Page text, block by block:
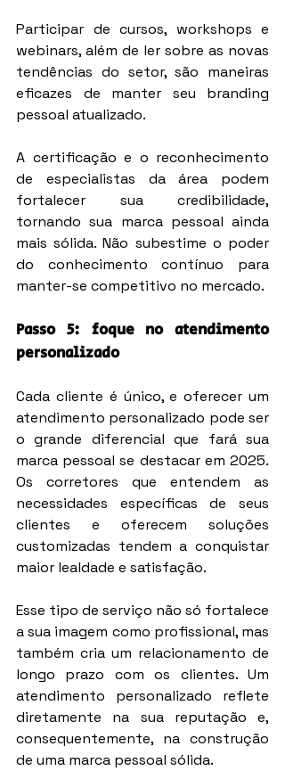
Participar de cursos, workshops e
webinars, além de ler sobre as novas
tendências do setor, são maneiras
eficazes de manter seu branding
pessoal atualizado.
A certificação e o reconhecimento
de especialistas da área podem
fortalecer sua credibilidade,
tornando sua marca pessoal ainda
mais sólida. Não subestime o poder
do conhecimento contínuo para
manter-se competitivo no mercado.
Passo 5: foque no atendimento
personalizado
Cada cliente é único, e oferecer um
atendimento personalizado pode ser
o grande diferencial que fará sua
marca pessoal se destacar em 2025.
Os corretores que entendem as
necessidades específicas de seus
clientes e oferecem soluções
customizadas tendem a conquistar
maior lealdade e satisfação.
Esse tipo de serviço não só fortalece
a sua imagem como profissional, mas
também cria um relacionamento de
longo prazo com os clientes. Um
atendimento personalizado reflete
diretamente na sua reputação e,
consequentemente, na construção
de uma marca pessoal sólida.